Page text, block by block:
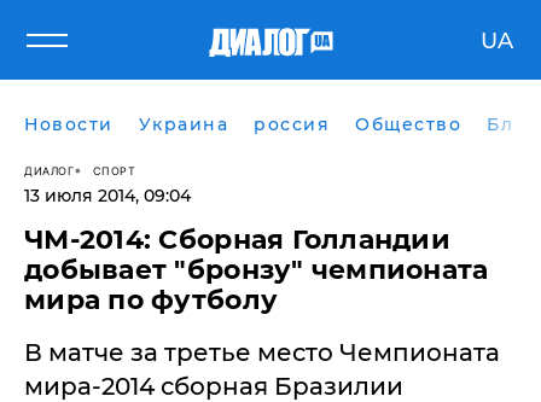
UA
Новости Украина россия Общество
ДИАЛОГ СПОРТ
13 июля 2014, 09:04
ЧМ-2014: Сборная Голландии
добывает "бронзу" чемпионата
мира по футболу
В матче за третье место Чемпионата
мира-2014 сборная Бразилии